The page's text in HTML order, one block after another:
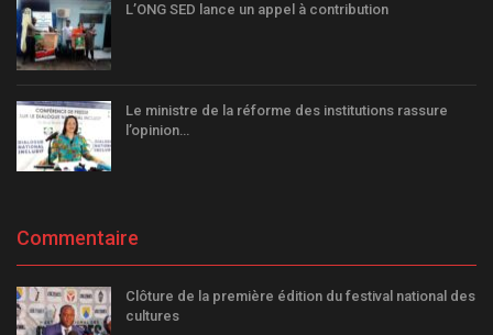
L’ONG SED lance un appel à contribution
Le ministre de la réforme des institutions rassure
l’opinion…
Commentaire
Clôture de la première édition du festival national des
cultures